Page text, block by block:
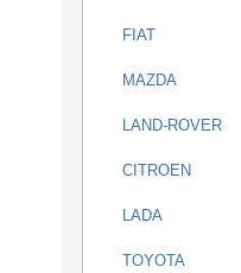
FIAT
MAZDA
LAND-ROVER
CITROEN
LADA
TOYOTA